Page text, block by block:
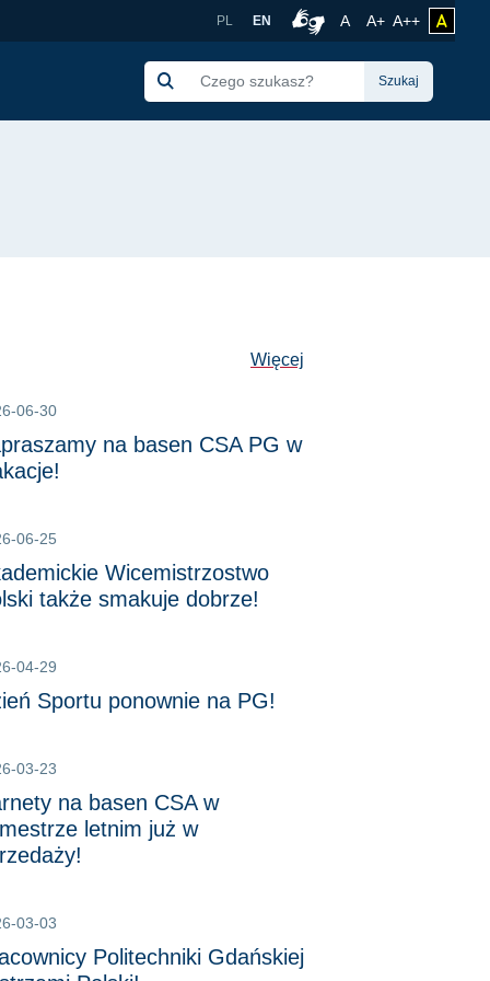
PL EN ARozmiar czcionki
A+Czcionka
A++Czcionka
Szukaj
Więcej
06-30
na basen CSA PG w
06-25
Wicemistrzostwo
także smakuje dobrze!
04-29
Sportu ponownie na PG!
03-23
na basen CSA w
letnim już w
03-03
Politechniki Gdańskiej